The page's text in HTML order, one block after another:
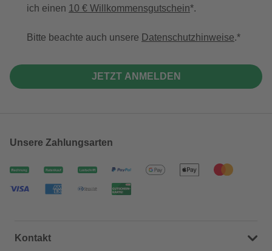
ich einen 10 € Willkommensgutschein*.
Bitte beachte auch unsere Datenschutzhinweise.
JETZT ANMELDEN
Unsere Zahlungsarten
Kontakt